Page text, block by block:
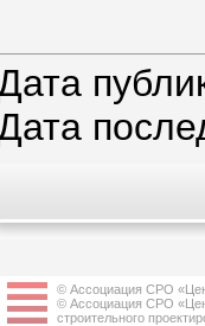
© Ассоциация СРО
© Ассоциация СРО
строительного